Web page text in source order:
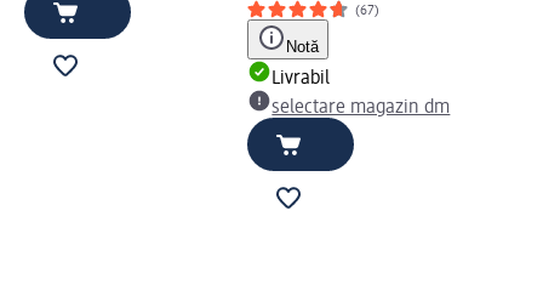
(67)
Notă
Livrabil
selectare magazin dm